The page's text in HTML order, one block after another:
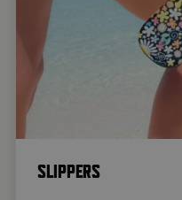
SLIPPERS